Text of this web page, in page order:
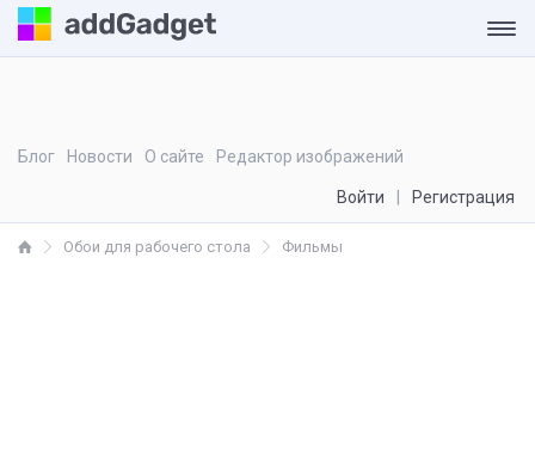
Блог Новости О сайте Редактор изображений
Войти Регистрация
Обои для рабочего стола Фильмы